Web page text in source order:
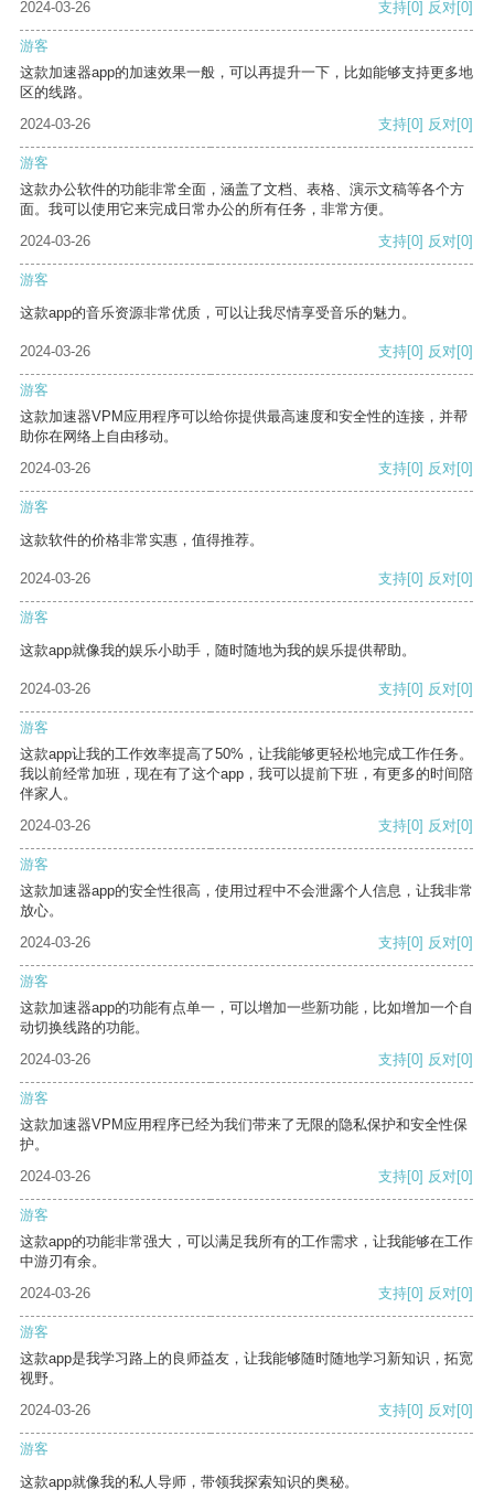
2024-03-26 支持[0] 反对[0]
游客
这款加速器app的加速效果一般，可以再提升一下，比如能够支持更多地
区的线路。
2024-03-26
支持[0] 反对[0]
游客
这款办公软件的功能非常全面，涵盖了文档、表格、演示文稿等各个方
面。我可以使用它来完成日常办公的所有任务，非常方便。
2024-03-26
支持[0] 反对[0]
游客
这款app的音乐资源非常优质，可以让我尽情享受音乐的魅力。
2024-03-26 支持[0] 反对[0]
游客
这款加速器VPM应用程序可以给你提供最高速度和安全性的连接，并帮
助你在网络上自由移动。
2024-03-26
支持[0] 反对[0]
游客
这款软件的价格非常实惠，值得推荐。
2024-03-26 支持[0] 反对[0]
游客
这款app就像我的娱乐小助手，随时随地为我的娱乐提供帮助。
2024-03-26 支持[0] 反对[0]
游客
这款app让我的工作效率提高了50%，让我能够更轻松地完成工作任务。
我以前经常加班，现在有了这个app，我可以提前下班，有更多的时间陪
伴家人。
2024-03-26
支持[0] 反对[0]
游客
这款加速器app的安全性很高，使用过程中不会泄露个人信息，让我非常
放心。
2024-03-26
支持[0] 反对[0]
游客
这款加速器app的功能有点单一，可以增加一些新功能，比如增加一个自
动切换线路的功能。
2024-03-26
支持[0] 反对[0]
游客
这款加速器VPM应用程序已经为我们带来了无限的隐私保护和安全性保
护。
2024-03-26
支持[0] 反对[0]
游客
这款app的功能非常强大，可以满足我所有的工作需求，让我能够在工作
中游刃有余。
2024-03-26
支持[0] 反对[0]
游客
这款app是我学习路上的良师益友，让我能够随时随地学习新知识，拓宽
视野。
2024-03-26
支持[0] 反对[0]
游客
这款app就像我的私人导师，带领我探索知识的奥秘。